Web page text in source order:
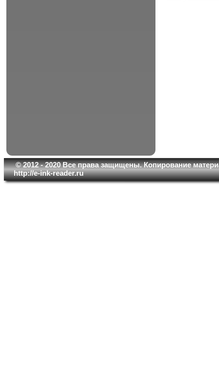
© 2012 - 2020 Все права защищены. Копирование
http://e-ink-reader.ru